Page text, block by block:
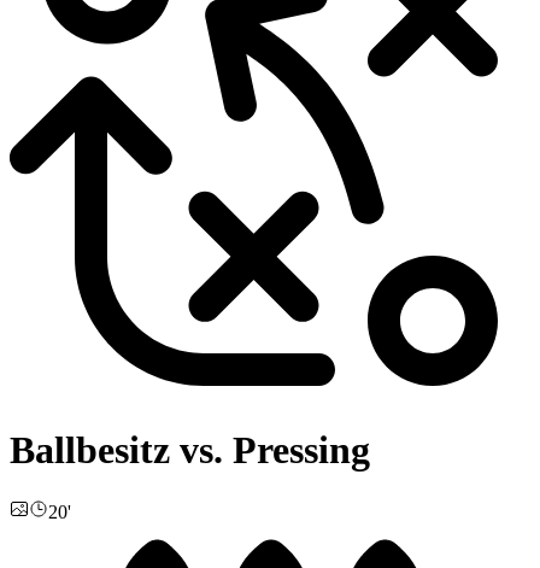
Ballbesitz vs. Pressing
20'